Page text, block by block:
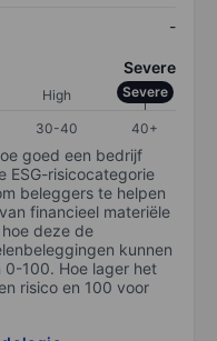
-
Severe
High Severe
30-40 40+
goed een bedrijf
ESG-risicocategorie
beleggers te helpen
financieel materiële
deze de
kunnen
0-100. Hoe lager het
risico en 100 voor